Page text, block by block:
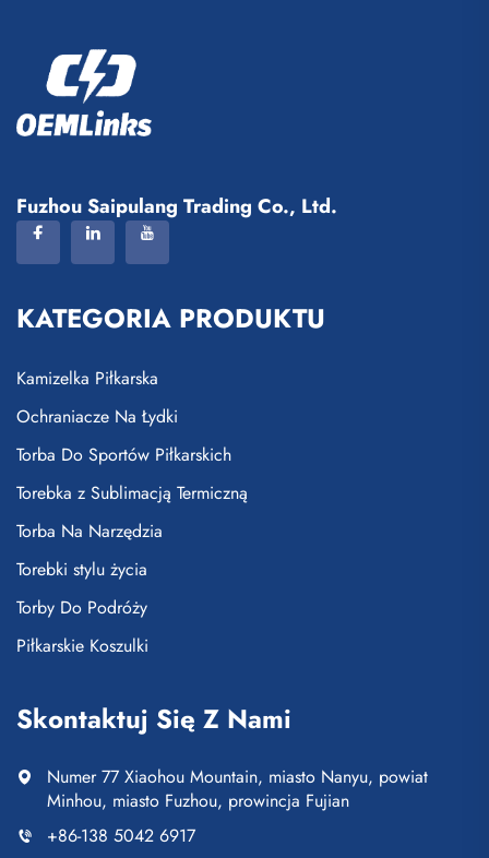
Fuzhou Saipulang Trading Co., Ltd.
KATEGORIA PRODUKTU
Kamizelka Piłkarska
Ochraniacze Na Łydki
Torba Do Sportów Piłkarskich
Torebka z Sublimacją Termiczną
Torba Na Narzędzia
Torebki stylu życia
Torby Do Podróży
Piłkarskie Koszulki
Skontaktuj Się Z Nami
Numer 77 Xiaohou Mountain, miasto Nanyu, powiat
Minhou, miasto Fuzhou, prowincja Fujian
+86-138 5042 6917